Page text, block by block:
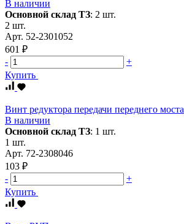
В наличии
Основной склад ТЗ: 2 шт.
2 шт.
Арт. 52-2301052
601 ₽
-
+
Купить
Винт редуктора передачи переднего моста
В наличии
Основной склад ТЗ: 1 шт.
1 шт.
Арт. 72-2308046
103 ₽
-
+
Купить